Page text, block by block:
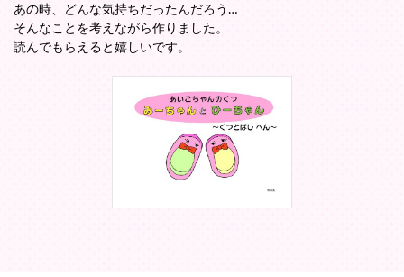
あの時、どんな気持ちだったんだろう…
そんなことを考えながら作りました。
読んでもらえると嬉しいです。